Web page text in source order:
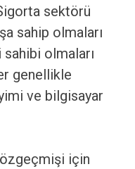
sektörü
sahip olmaları
olmaları
genellikle
ve bilgisayar
için